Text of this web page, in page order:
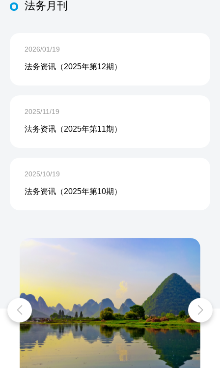
法务月刊
2026/01/19
法务资讯（2025年第12期）
2025/11/19
法务资讯（2025年第11期）
2025/10/19
法务资讯（2025年第10期）